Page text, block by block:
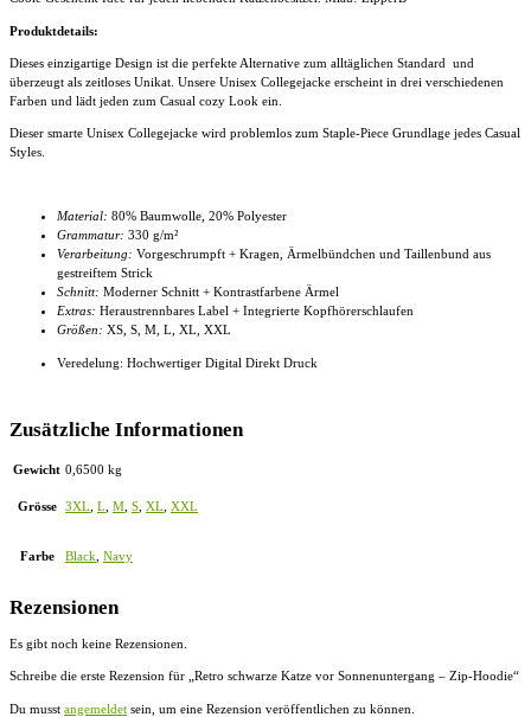
Produktdetails:
Dieses einzigartige Design ist die perfekte Alternative zum alltäglichen Standard und
überzeugt als zeitloses Unikat. Unsere Unisex Collegejacke erscheint in drei verschiedenen
Farben und lädt jeden zum Casual cozy Look ein.
Dieser smarte Unisex Collegejacke wird problemlos zum Staple-Piece Grundlage jedes Casual
Styles.
Material: 80% Baumwolle, 20% Polyester
Grammatur: 330 g/m²
Verarbeitung: Vorgeschrumpft + Kragen, Ärmelbündchen und Taillenbund aus
gestreiftem Strick
Schnitt: Moderner Schnitt + Kontrastfarbene Ärmel
Extras: Heraustrennbares Label + Integrierte Kopfhörerschlaufen
Größen: XS, S, M, L, XL, XXL
Veredelung: Hochwertiger Digital Direkt Druck
Zusätzliche Informationen
Gewicht 0,6500 kg
Grösse 3XL L M S XL XXL
Farbe Black Navy
Rezensionen
Es gibt noch keine Rezensionen.
Schreibe die erste Rezension für „Retro schwarze Katze vor Sonnenuntergang – Zip-Hoodie“
Du musst angemeldet sein, um eine Rezension veröffentlichen zu können.